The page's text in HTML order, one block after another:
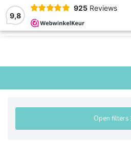
9,8
925 Reviews
MENU
Open filters